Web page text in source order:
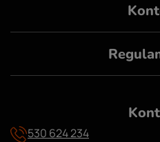
530 624 234